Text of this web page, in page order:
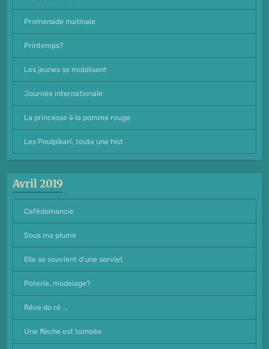
Promenade matinale
Printemps?
Les jeunes se mobilisent
Journée internationale
La princesse à la pomme rouge
Les Poulpikan', toute une hist
Avril 2019
Cafédomancie
Sous ma plume
Elle se souvient d'une serviet
Poterie, modelage?
Rêve do ré ...
Une flèche est tombée